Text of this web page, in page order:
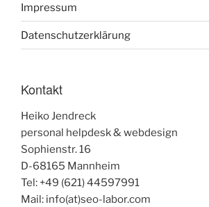
Impressum
Datenschutzerklärung
Kontakt
Heiko Jendreck
personal helpdesk & webdesign
Sophienstr. 16
D-68165 Mannheim
Tel: +49 (621) 44597991
Mail: info(at)seo-labor.com